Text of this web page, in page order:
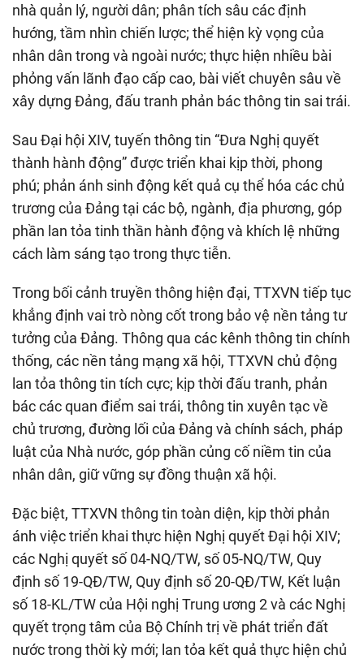
nhà quản lý, người dân; phân tích sâu các định
hướng, tầm nhìn chiến lược; thể hiện kỳ vọng của
nhân dân trong và ngoài nước; thực hiện nhiều bài
phỏng vấn lãnh đạo cấp cao, bài viết chuyên sâu về
xây dựng Đảng, đấu tranh phản bác thông tin sai trái.
Sau Đại hội XIV, tuyến thông tin “Đưa Nghị quyết
thành hành động” được triển khai kịp thời, phong
phú; phản ánh sinh động kết quả cụ thể hóa các chủ
trương của Đảng tại các bộ, ngành, địa phương, góp
phần lan tỏa tinh thần hành động và khích lệ những
cách làm sáng tạo trong thực tiễn.
Trong bối cảnh truyền thông hiện đại, TTXVN tiếp tục
khẳng định vai trò nòng cốt trong bảo vệ nền tảng tư
tưởng của Đảng. Thông qua các kênh thông tin chính
thống, các nền tảng mạng xã hội, TTXVN chủ động
lan tỏa thông tin tích cực; kịp thời đấu tranh, phản
bác các quan điểm sai trái, thông tin xuyên tạc về
chủ trương, đường lối của Đảng và chính sách, pháp
luật của Nhà nước, góp phần củng cố niềm tin của
nhân dân, giữ vững sự đồng thuận xã hội.
Đặc biệt, TTXVN thông tin toàn diện, kịp thời phản
ánh việc triển khai thực hiện Nghị quyết Đại hội XIV;
các Nghị quyết số 04-NQ/TW, số 05-NQ/TW, Quy
định số 19-QĐ/TW, Quy định số 20-QĐ/TW, Kết luận
số 18-KL/TW của Hội nghị Trung ương 2 và các Nghị
quyết trọng tâm của Bộ Chính trị về phát triển đất
nước trong thời kỳ mới; lan tỏa kết quả thực hiện chủ